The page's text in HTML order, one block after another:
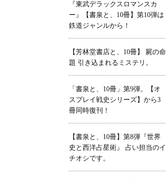
『東武デラックスロマンスカ
ー』【書泉と、10冊】第10弾は
鉄道ジャンルから！
【芳林堂書店と、10冊】 屍の命
題 引き込まれるミステリ。
「書泉と、10冊」第9弾。【オ
スプレイ戦史シリーズ】から3
冊同時復刊！
【書泉と、10冊】第8弾『世界
史と西洋占星術』 占い担当のイ
チオシです。